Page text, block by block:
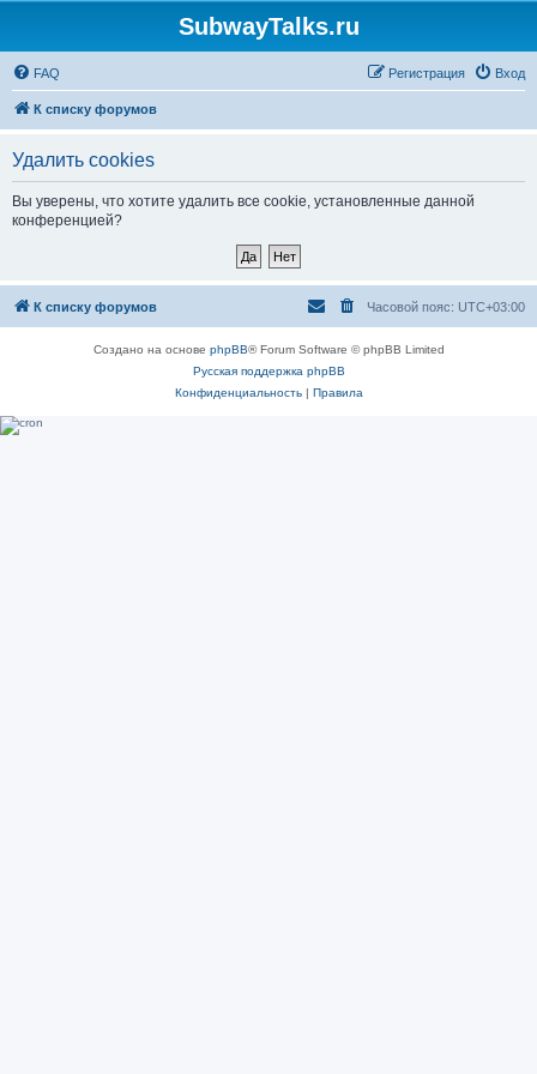
SubwayTalks.ru
FAQ Вход
Регистрация
К списку форумов
Удалить cookies
Вы уверены, что хотите удалить все cookie, установленные данной
конференцией?
К списку форумов Часовой пояс: UTC+03:00
Создано на основе phpBB® Forum Software © phpBB Limited
Русская поддержка phpBB
Конфиденциальность| Правила